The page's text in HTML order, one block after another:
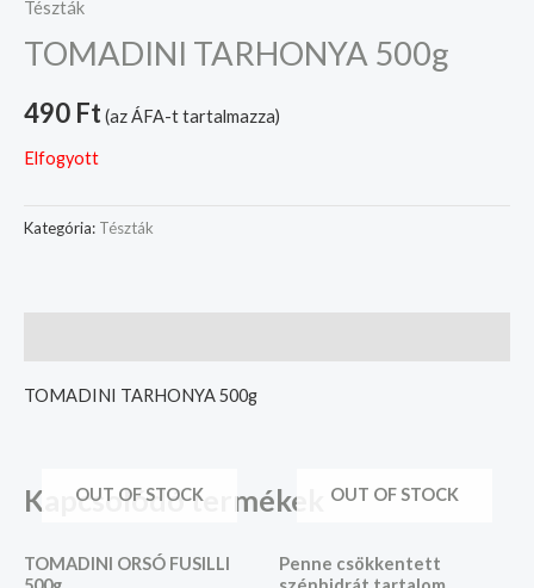
Tészták
TOMADINI TARHONYA 500g
490 Ft(az ÁFA-t tartalmazza)
Elfogyott
Kategória: Tészták
TOMADINI TARHONYA 500g
Kapcsolódó termékek
OUT OF STOCK
TOMADINI ORSÓ FUSILLI
OUT OF STOCK
Penne csökkentett